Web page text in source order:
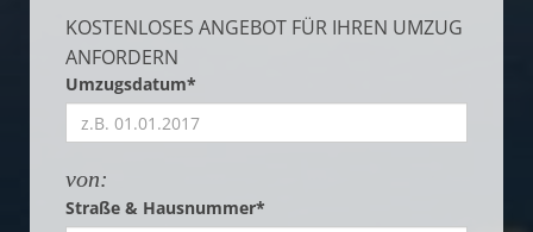
KOSTENLOSES ANGEBOT FÜR IHREN UMZUG
ANFORDERN
Umzugsdatum*
von:
Straße & Hausnummer*